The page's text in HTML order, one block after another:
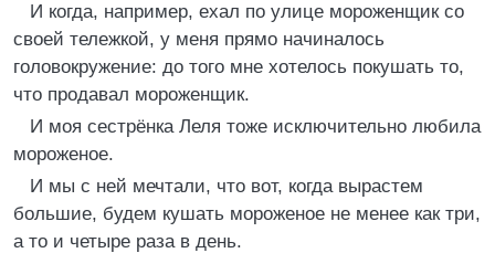
И когда, например, ехал по улице мороженщик со
своей тележкой, у меня прямо начиналось
головокружение: до того мне хотелось покушать то,
что продавал мороженщик.
И моя сестрёнка Леля тоже исключительно любила
мороженое.
И мы с ней мечтали, что вот, когда вырастем
большие, будем кушать мороженое не менее как три,
а то и четыре раза в день.